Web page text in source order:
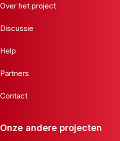
Over het project
Discussie
Help
Partners
Contact
Onze andere projecten